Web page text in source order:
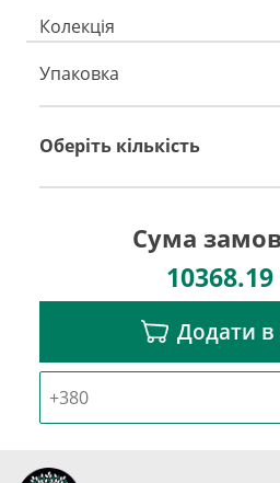
Колекція
Упаковка
Оберіть кількість
Сума
10368.19
Додати